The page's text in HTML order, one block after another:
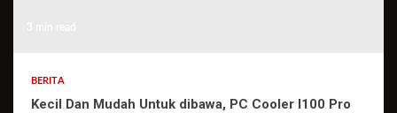
BERITA
Kecil Dan Mudah Untuk dibawa, PC Cooler I100 Pro